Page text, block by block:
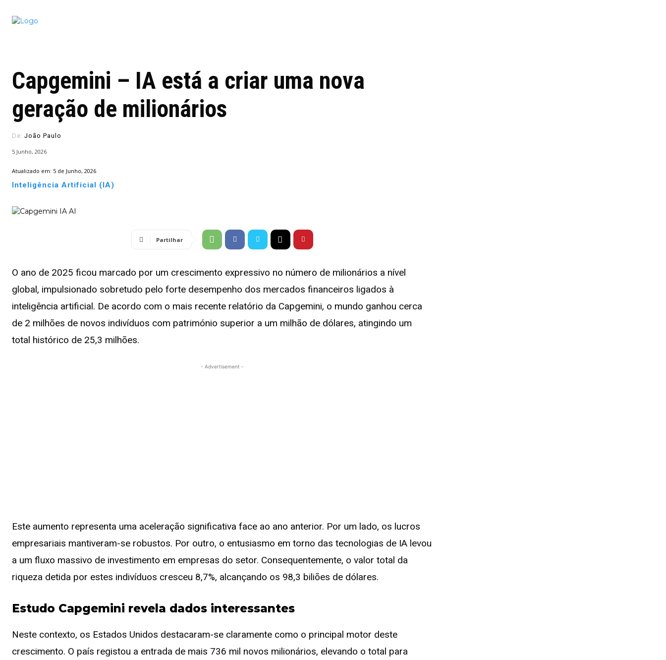
Capgemini – IA está a criar uma nova
geração de milionários
De: João Paulo
5 Junho, 2026
Atualizado em: 5 de Junho, 2026
Inteligência Artificial (IA)
Partilhar
O ano de 2025 ficou marcado por um crescimento expressivo no número de milionários a nível
global, impulsionado sobretudo pelo forte desempenho dos mercados financeiros ligados à
inteligência artificial. De acordo com o mais recente relatório da Capgemini, o mundo ganhou cerca
de 2 milhões de novos indivíduos com património superior a um milhão de dólares, atingindo um
total histórico de 25,3 milhões.
- Advertisement -
Este aumento representa uma aceleração significativa face ao ano anterior. Por um lado, os lucros
empresariais mantiveram-se robustos. Por outro, o entusiasmo em torno das tecnologias de IA levou
a um fluxo massivo de investimento em empresas do setor. Consequentemente, o valor total da
riqueza detida por estes indivíduos cresceu 8,7%, alcançando os 98,3 biliões de dólares.
Estudo Capgemini revela dados interessantes
Neste contexto, os Estados Unidos destacaram-se claramente como o principal motor deste
crescimento. O país registou a entrada de mais 736 mil novos milionários, elevando o total para